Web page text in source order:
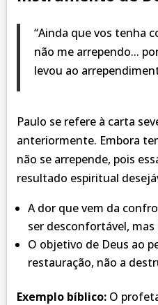
“Ainda que vos tenha
não me arrependo...
levou ao
Paulo se refere à carta
anteriormente. Embora
não se arrepende, pois
resultado espiritual
A dor que vem da
ser desconfortável, mas
O objetivo de Deus ao
restauração, não a
Exemplo bíblico: O